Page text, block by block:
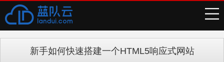
新手如何快速搭建一个HTML5响应式网站